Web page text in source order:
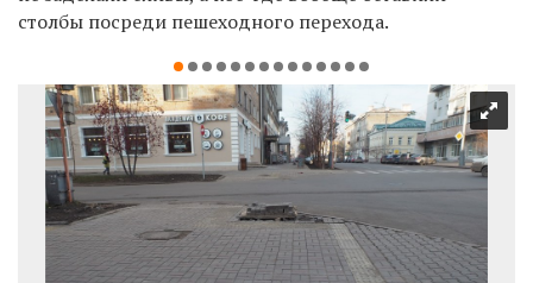
столбы посреди пешеходного перехода.